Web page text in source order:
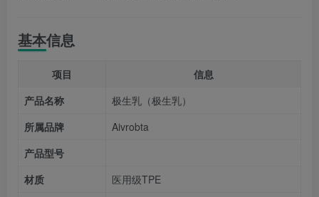
基本信息
项目
信息
产品名称
极生乳（极生乳）
所属品牌
Aivrobta
产品型号
材质
医用级TPE